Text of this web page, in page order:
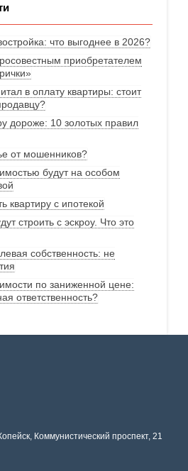
что выгоднее в 2026?
приобретателем
в оплату квартиры: стоит
дороже: 10 золотых правил
от мошенников?
будут на особом
квартиру с ипотекой
строить с эскроу. Что это
собственность: не
по заниженной цене:
ответственность?
Коммунистический проспект, 21